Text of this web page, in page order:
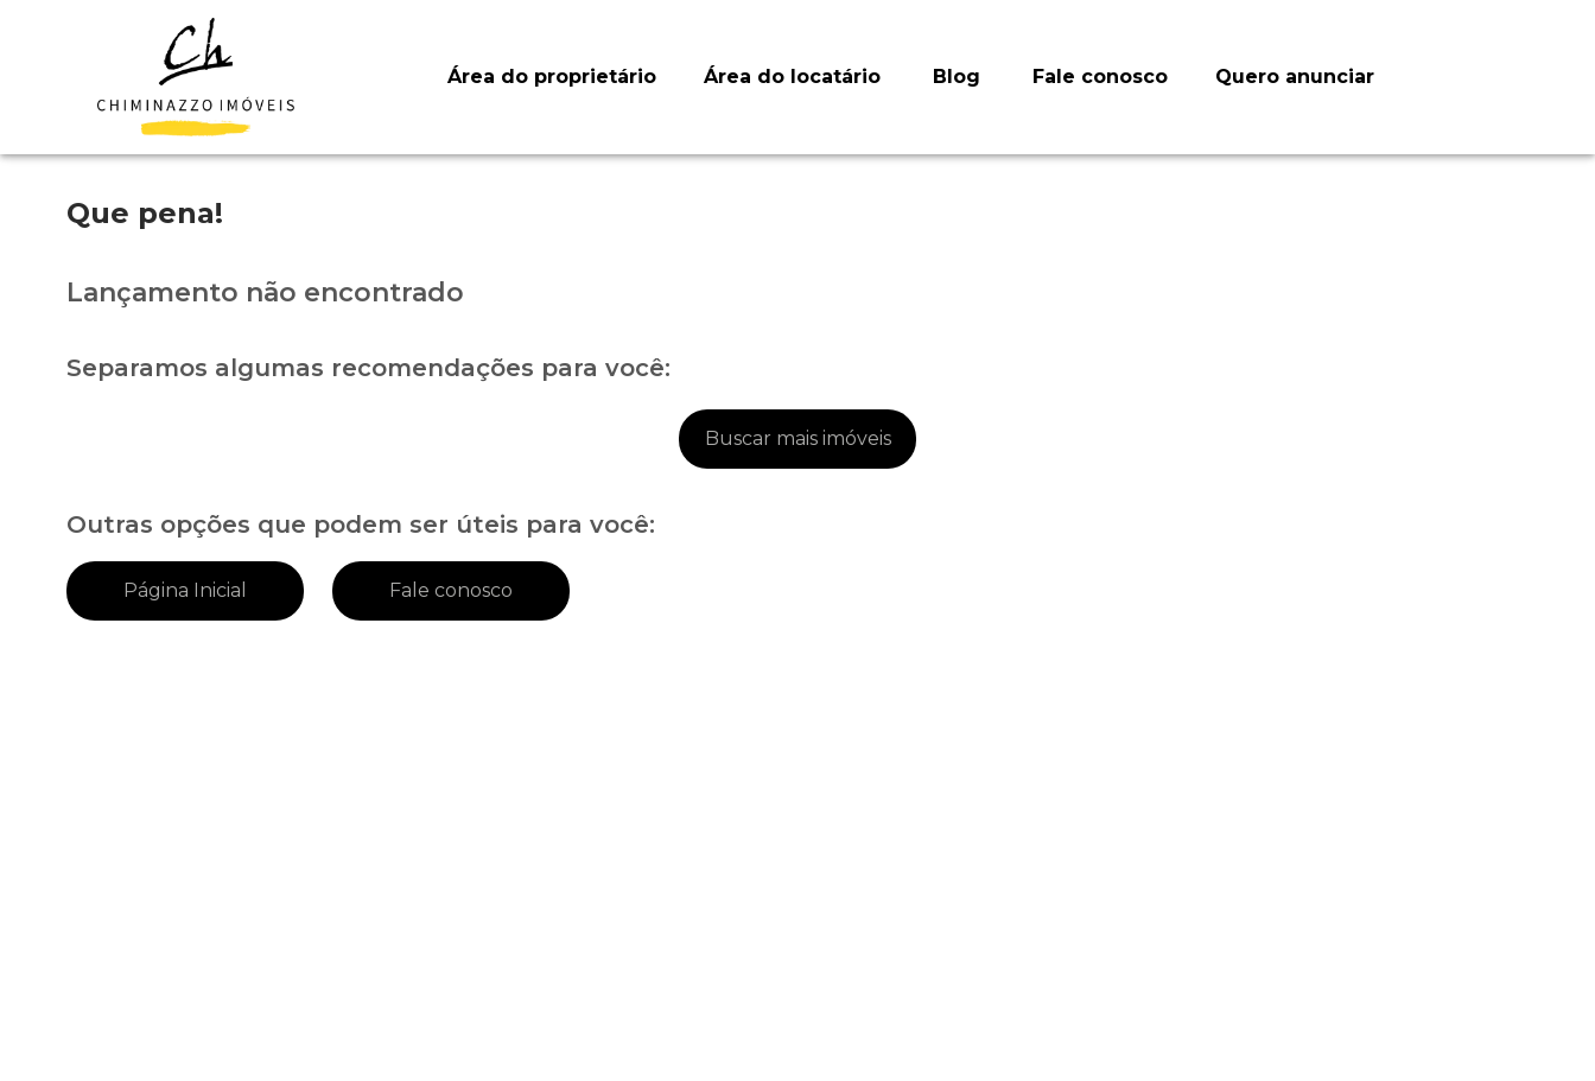
Área do proprietário Área do locatário Blog Fale conosco Quero anunciar
Que pena!
Lançamento não encontrado
Separamos algumas recomendações para você:
Buscar mais imóveis
Outras opções que podem ser úteis para você:
Página Inicial Fale conosco